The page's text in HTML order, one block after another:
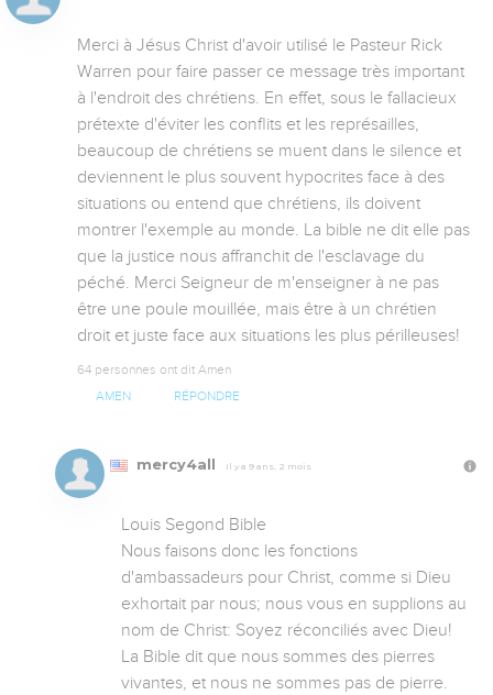
Merci à Jésus Christ d'avoir utilisé le Pasteur Rick
Warren pour faire passer ce message très important
à l'endroit des chrétiens. En effet, sous le fallacieux
prétexte d'éviter les conflits et les représailles,
beaucoup de chrétiens se muent dans le silence et
deviennent le plus souvent hypocrites face à des
situations ou entend que chrétiens, ils doivent
montrer l'exemple au monde. La bible ne dit elle pas
que la justice nous affranchit de l'esclavage du
péché. Merci Seigneur de m'enseigner à ne pas
être une poule mouillée, mais être à un chrétien
droit et juste face aux situations les plus périlleuses!
64 personnes ont dit Amen
AMEN RÉPONDRE
mercy4all Il y a 9 ans, 2 mois
Louis Segond Bible
Nous faisons donc les fonctions
d'ambassadeurs pour Christ, comme si Dieu
exhortait par nous; nous vous en supplions au
nom de Christ: Soyez réconciliés avec Dieu!
La Bible dit que nous sommes des pierres
vivantes, et nous ne sommes pas de pierre.